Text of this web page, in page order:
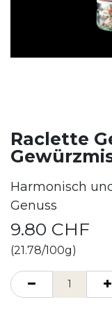
Raclette
Harmonisch
Genuss
9.80 CHF
(21.78/100g)